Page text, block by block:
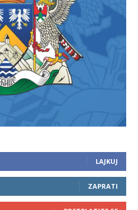
LAJKUJ
ZAPRATI